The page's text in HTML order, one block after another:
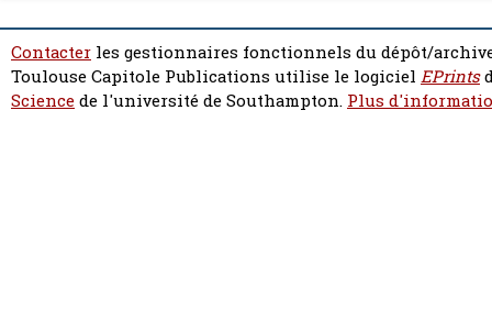
Contacter les gestionnaires fonctionnels du dépôt/
Toulouse Capitole Publications utilise le logiciel EPrints
Sciencede l'université de Southampton. Plus